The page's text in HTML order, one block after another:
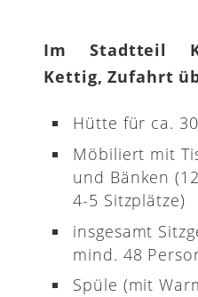
Im Stadtteil
Kettig, Zufahrt
Hütte für ca.
Möbiliert mit
und Bänken
4-5 Sitzplätze)
insgesamt
mind. 48
Spüle (mit